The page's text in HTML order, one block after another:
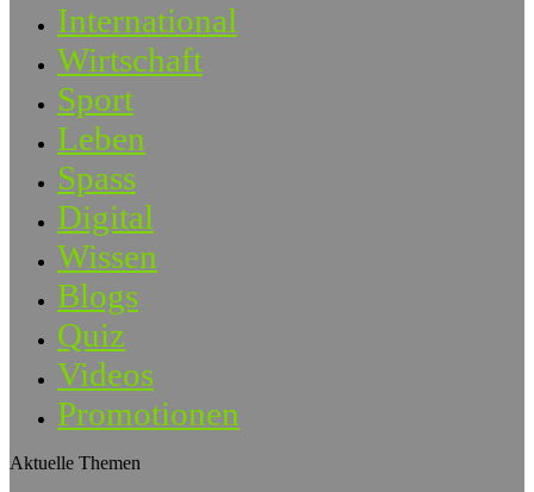
International
Wirtschaft
Sport
Leben
Spass
Digital
Wissen
Blogs
Quiz
Videos
Promotionen
Aktuelle Themen